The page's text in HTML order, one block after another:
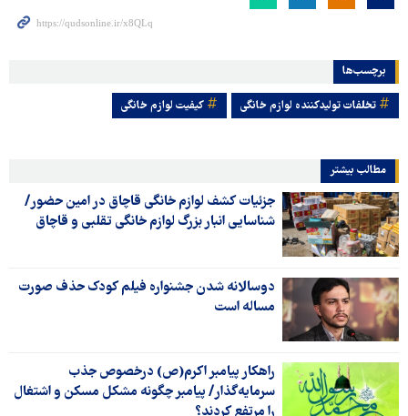
برچسب‌ها
تخلفات تولیدکننده لوازم خانگی کیفیت لوازم خانگی
مطالب بیشتر
جزئیات کشف لوازم خانگی قاچاق در امین حضور/
شناسایی انبار بزرگ لوازم خانگی تقلبی و قاچاق
دوسالانه شدن جشنواره فیلم کودک حذف صورت
مساله است
راهکار پیامبر اکرم(ص) درخصوص جذب
سرمایه‌گذار/ پیامبر چگونه مشکل مسکن و اشتغال